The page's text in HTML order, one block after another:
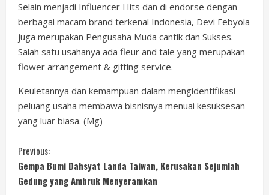
Selain menjadi Influencer Hits dan di endorse dengan
berbagai macam brand terkenal Indonesia, Devi Febyola
juga merupakan Pengusaha Muda cantik dan Sukses.
Salah satu usahanya ada fleur and tale yang merupakan
flower arrangement & gifting service.
Keuletannya dan kemampuan dalam mengidentifikasi
peluang usaha membawa bisnisnya menuai kesuksesan
yang luar biasa. (Mg)
C
o
Previous:
Gempa Bumi Dahsyat Landa Taiwan, Kerusakan Sejumlah
Gedung yang Ambruk Menyeramkan